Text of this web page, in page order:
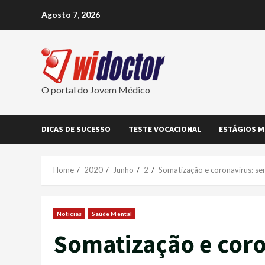
Agosto 7, 2026
O portal do Jovem Médico
DICAS DE SUCESSO TESTE VOCACIONAL ESTÁGIOS
Home 2020 Junho 2 Somatização e coronavírus:
Notícias Saúde Mental
Somatização e